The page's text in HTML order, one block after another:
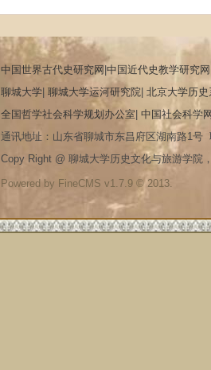
中国世界古代史研究网 中国近代史教学研究网
聊城大学 聊城大学运河研究院 北京大学历史
全国哲学社会科学规划办公室 中国社会科学
通讯地址：山东省聊城市东昌府区湖南路1号
Copy Right @ 聊城大学历史文化与旅游学院
Powered by FineCMS v1.7.9 © 2013.